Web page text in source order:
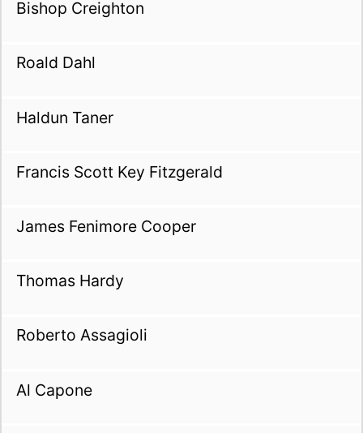
Bishop Creighton
Roald Dahl
Haldun Taner
Francis Scott Key Fitzgerald
James Fenimore Cooper
Thomas Hardy
Roberto Assagioli
Al Capone